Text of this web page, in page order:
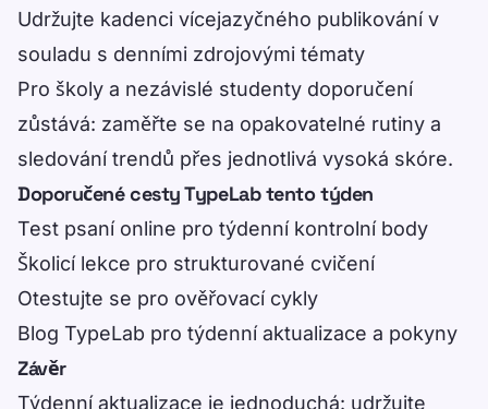
Udržujte kadenci vícejazyčného publikování v
souladu s denními zdrojovými tématy
Pro školy a nezávislé studenty doporučení
zůstává: zaměřte se na opakovatelné rutiny a
sledování trendů přes jednotlivá vysoká skóre.
Doporučené cesty TypeLab tento týden
Test psaní online pro týdenní kontrolní body
Školicí lekce pro strukturované cvičení
Otestujte se pro ověřovací cykly
Blog TypeLab pro týdenní aktualizace a pokyny
Závěr
Týdenní aktualizace je jednoduchá: udržujte